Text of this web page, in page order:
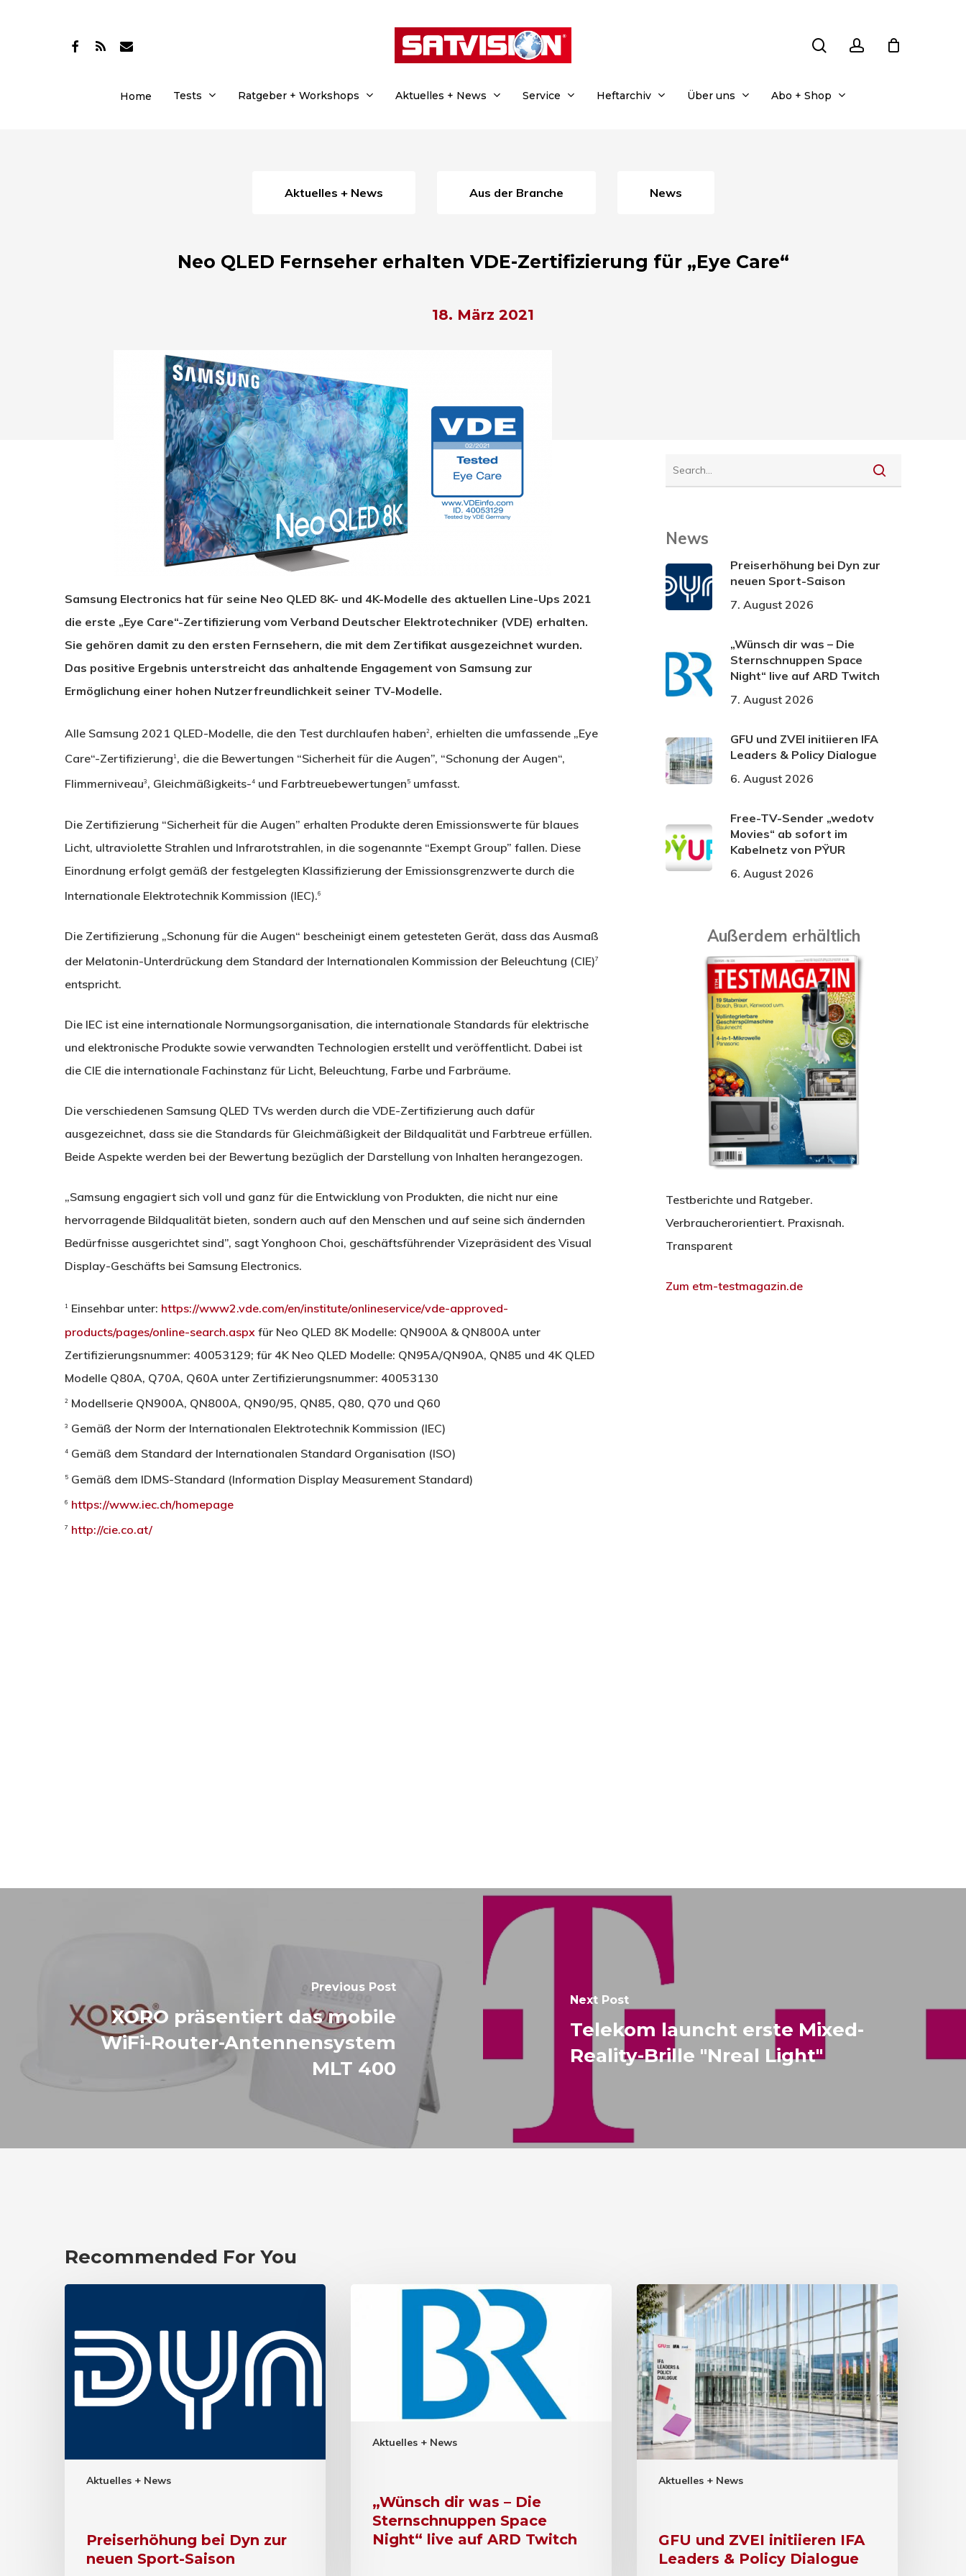
Drücken Sie Enter zum Suchen oder ESC zum Schließen.
facebook
RSS email
Home Tests Ratgeber + Workshops Aktuelles + News Service Heftarchiv Über uns Abo + Shop
Aktuelles + News Aus der Branche News
Neo QLED Fernseher erhalten VDE-Zertifizierung für „Eye Care“
18. März 2021
Samsung Electronics hat für seine Neo QLED 8K- und 4K-Modelle des aktuellen Line-Ups 2021
die erste „Eye Care“-Zertifizierung vom Verband Deutscher Elektrotechniker (VDE) erhalten.
Sie gehören damit zu den ersten Fernsehern, die mit dem Zertifikat ausgezeichnet wurden.
Das positive Ergebnis unterstreicht das anhaltende Engagement von Samsung zur
Ermöglichung einer hohen Nutzerfreundlichkeit seiner TV-Modelle.
Alle Samsung 2021 QLED-Modelle, die den Test durchlaufen haben2 , erhielten die umfassende „Eye
Care“-Zertifizierung 1 , die die Bewertungen “Sicherheit für die Augen”, “Schonung der Augen“,
Flimmerniveau3 , Gleichmäßigkeits-4 und Farbtreuebewertungen 5 umfasst.
Die Zertifizierung “Sicherheit für die Augen” erhalten Produkte deren Emissionswerte für blaues
Licht, ultraviolette Strahlen und Infrarotstrahlen, in die sogenannte “Exempt Group” fallen. Diese
Einordnung erfolgt gemäß der festgelegten Klassifizierung der Emissionsgrenzwerte durch die
Internationale Elektrotechnik Kommission (IEC).6
Die Zertifizierung „Schonung für die Augen“ bescheinigt einem getesteten Gerät, dass das Ausmaß
der Melatonin-Unterdrückung dem Standard der Internationalen Kommission der Beleuchtung (CIE)7
entspricht.
Die IEC ist eine internationale Normungsorganisation, die internationale Standards für elektrische
und elektronische Produkte sowie verwandten Technologien erstellt und veröffentlicht. Dabei ist
die CIE die internationale Fachinstanz für Licht, Beleuchtung, Farbe und Farbräume.
Die verschiedenen Samsung QLED TVs werden durch die VDE-Zertifizierung auch dafür
ausgezeichnet, dass sie die Standards für Gleichmäßigkeit der Bildqualität und Farbtreue erfüllen.
Beide Aspekte werden bei der Bewertung bezüglich der Darstellung von Inhalten herangezogen.
„Samsung engagiert sich voll und ganz für die Entwicklung von Produkten, die nicht nur eine
hervorragende Bildqualität bieten, sondern auch auf den Menschen und auf seine sich ändernden
Bedürfnisse ausgerichtet sind”, sagt Yonghoon Choi, geschäftsführender Vizepräsident des Visual
Display-Geschäfts bei Samsung Electronics.
1 Einsehbar unter: https://www2.vde.com/en/institute/onlineservice/vde-approved-
products/pages/online-search.aspx für Neo QLED 8K Modelle: QN900A & QN800A unter
Zertifizierungsnummer: 40053129; für 4K Neo QLED Modelle: QN95A/QN90A, QN85 und 4K QLED
Modelle Q80A, Q70A, Q60A unter Zertifizierungsnummer: 40053130
2 Modellserie QN900A, QN800A, QN90/95, QN85, Q80, Q70 und Q60
3 Gemäß der Norm der Internationalen Elektrotechnik Kommission (IEC)
4 Gemäß dem Standard der Internationalen Standard Organisation (ISO)
5 Gemäß dem IDMS-Standard (Information Display Measurement Standard)
6 https://www.iec.ch/homepage
7 http://cie.co.at/
News
Preiserhöhung bei Dyn zur
neuen Sport-Saison
7. August 2026
„Wünsch dir was – Die
Sternschnuppen Space
Night“ live auf ARD Twitch
7. August 2026
GFU und ZVEI initiieren IFA
Leaders & Policy Dialogue
6. August 2026
Free-TV-Sender „wedotv
Movies“ ab sofort im
Kabelnetz von PŸUR
6. August 2026
Außerdem erhältlich
Testberichte und Ratgeber.
Verbraucherorientiert. Praxisnah.
Transparent
Zum etm-testmagazin.de
Previous Post
XORO präsentiert das mobile
WiFi-Router-Antennensystem
MLT 400
Next Post
Telekom launcht erste Mixed-
Reality-Brille "Nreal Light"
Recommended For You
Aktuelles + News
Preiserhöhung bei Dyn zur
neuen Sport-Saison
Aktuelles + News
„Wünsch dir was – Die
Sternschnuppen Space
Night“ live auf ARD Twitch
Aktuelles + News
GFU und ZVEI initiieren IFA
Leaders & Policy Dialogue